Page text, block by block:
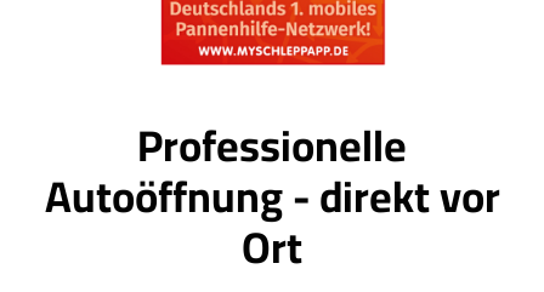
Professionelle
Autoöffnung - direkt vor
Ort